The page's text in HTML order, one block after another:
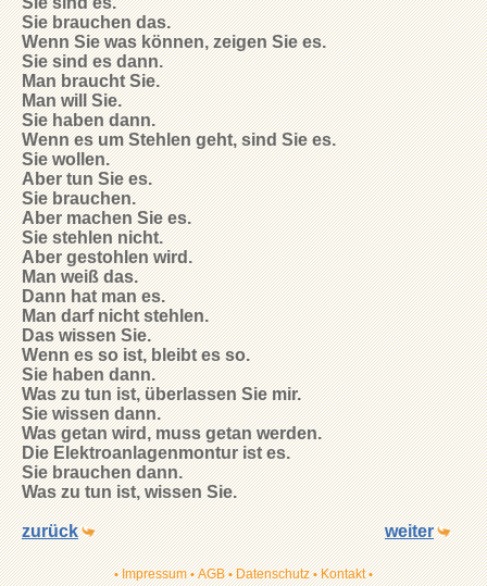
Sie brauchen das.
Wenn Sie was können, zeigen Sie es.
Sie sind es dann.
Man braucht Sie.
Man will Sie.
Sie haben dann.
Wenn es um Stehlen geht, sind Sie es.
Sie wollen.
Aber tun Sie es.
Sie brauchen.
Aber machen Sie es.
Sie stehlen nicht.
Aber gestohlen wird.
Man weiß das.
Dann hat man es.
Man darf nicht stehlen.
Das wissen Sie.
Wenn es so ist, bleibt es so.
Sie haben dann.
Was zu tun ist, überlassen Sie mir.
Sie wissen dann.
Was getan wird, muss getan werden.
Die Elektroanlagenmontur ist es.
Sie brauchen dann.
Was zu tun ist, wissen Sie.
zurück weiter
•Impressum•AGB•Datenschutz•Kontakt•